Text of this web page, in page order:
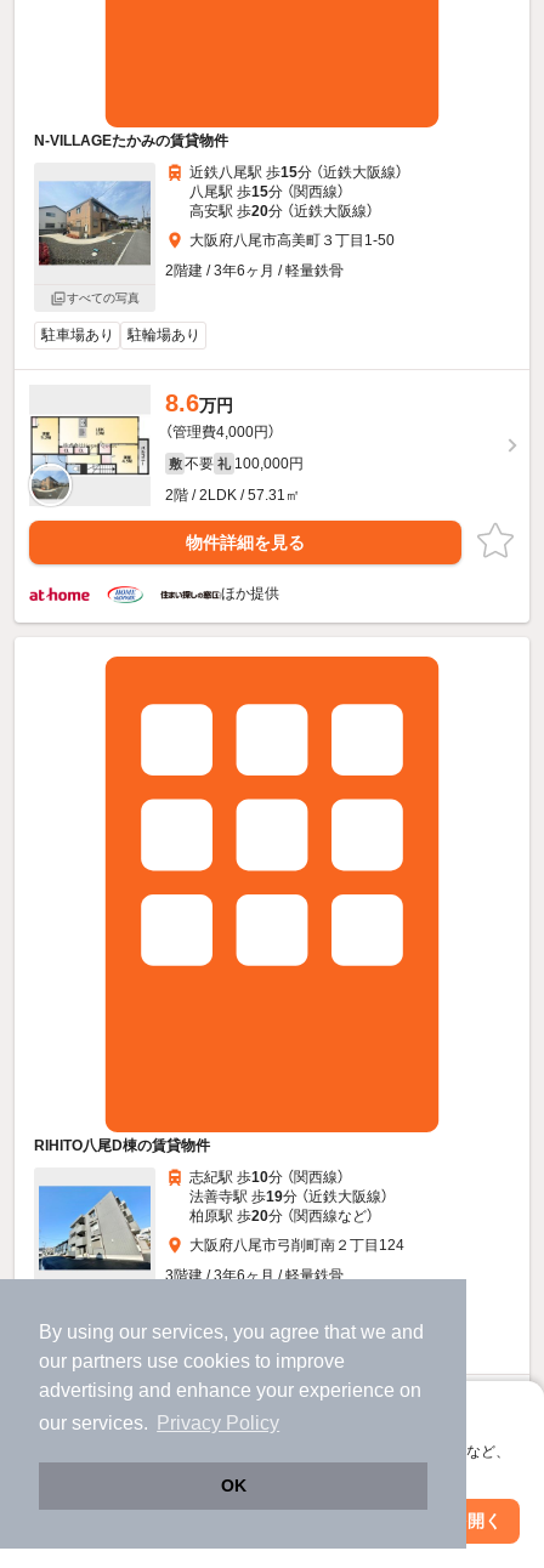
By using our services, you agree that we and
our partners use cookies to improve
advertising and enhance your experience on
our services.
Privacy Policy
OK
アプリに切り替えて、サクサクお部屋探し
会員登録なしですぐ使える。マップ検索やお気に入り保存など、
アプリを開く
N-VILLAGEたかみの賃貸物件
すべての写真
近鉄八尾駅 歩15分 （近鉄大阪線）
八尾駅 歩15分 （関西線）
高安駅 歩20分 （近鉄大阪線）
大阪府八尾市高美町３丁目1-50
2階建 / 3年6ヶ月 / 軽量鉄骨
駐車場あり 駐輪場あり
8.6万円
（管理費4,000円）
敷 不要 礼 100,000円
2階 / 2LDK / 57.31㎡
物件詳細を見る
ほか提供
RIHITO八尾D棟の賃貸物件
志紀駅 歩10分 （関西線）
法善寺駅 歩19分 （近鉄大阪線）
柏原駅 歩20分 （関西線など）
大阪府八尾市弓削町南２丁目124
3階建 / 3年6ヶ月 / 軽量鉄骨
駐車場あり 駐輪場あり 宅配ボックス
万円
（管理費6,500円）
物件詳細を見る
絞り込み条件を変更